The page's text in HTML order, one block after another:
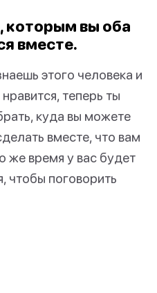
которым вы оба
вместе.
этого человека и
теперь ты
куда вы можете
вместе, что вам
же время у вас будет
чтобы поговорить